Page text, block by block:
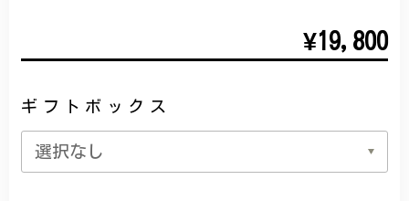
¥19,800
ギフトボックス